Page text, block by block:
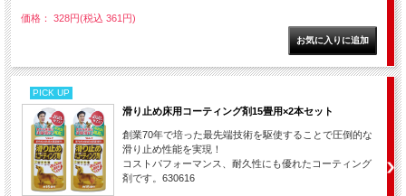
価格： 328円(税込 361円)
PICK UP
滑り止め床用コーティング剤15畳用×2本セット
創業70年で培った最先端技術を駆使することで圧倒的な
滑り止め性能を実現！
コストパフォーマンス、耐久性にも優れたコーティング
剤です。630616